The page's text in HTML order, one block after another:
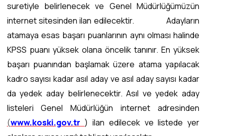
suretiyle belirlenecek ve Genel Müdürlüğümüzün
internet sitesinden ilan edilecektir. Adayların
atamaya esas başarı puanlarının aynı olması halinde
KPSS puanı yüksek olana öncelik tanınır. En yüksek
başarı puanından başlamak üzere atama yapılacak
kadro sayısı kadar asıl aday ve asıl aday sayısı kadar
da yedek aday belirlenecektir. Asıl ve yedek aday
listeleri Genel Müdürlüğün internet adresinden
(www.koski.gov.tr ) ilan edilecek ve listede yer